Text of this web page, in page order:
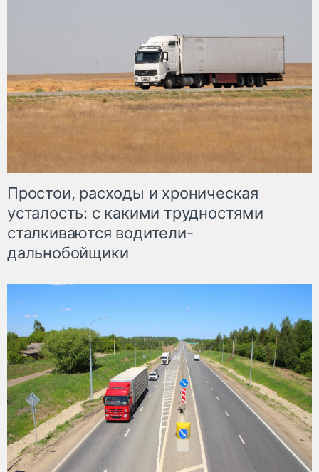
Простои, расходы и хроническая
усталость: с какими трудностями
сталкиваются водители-
дальнобойщики